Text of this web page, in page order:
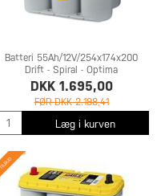
Batteri 55Ah/12V/254x174x200
Drift - Spiral - Optima
DKK 1.695,00
FØR DKK 2.198,41
Læg i kurven